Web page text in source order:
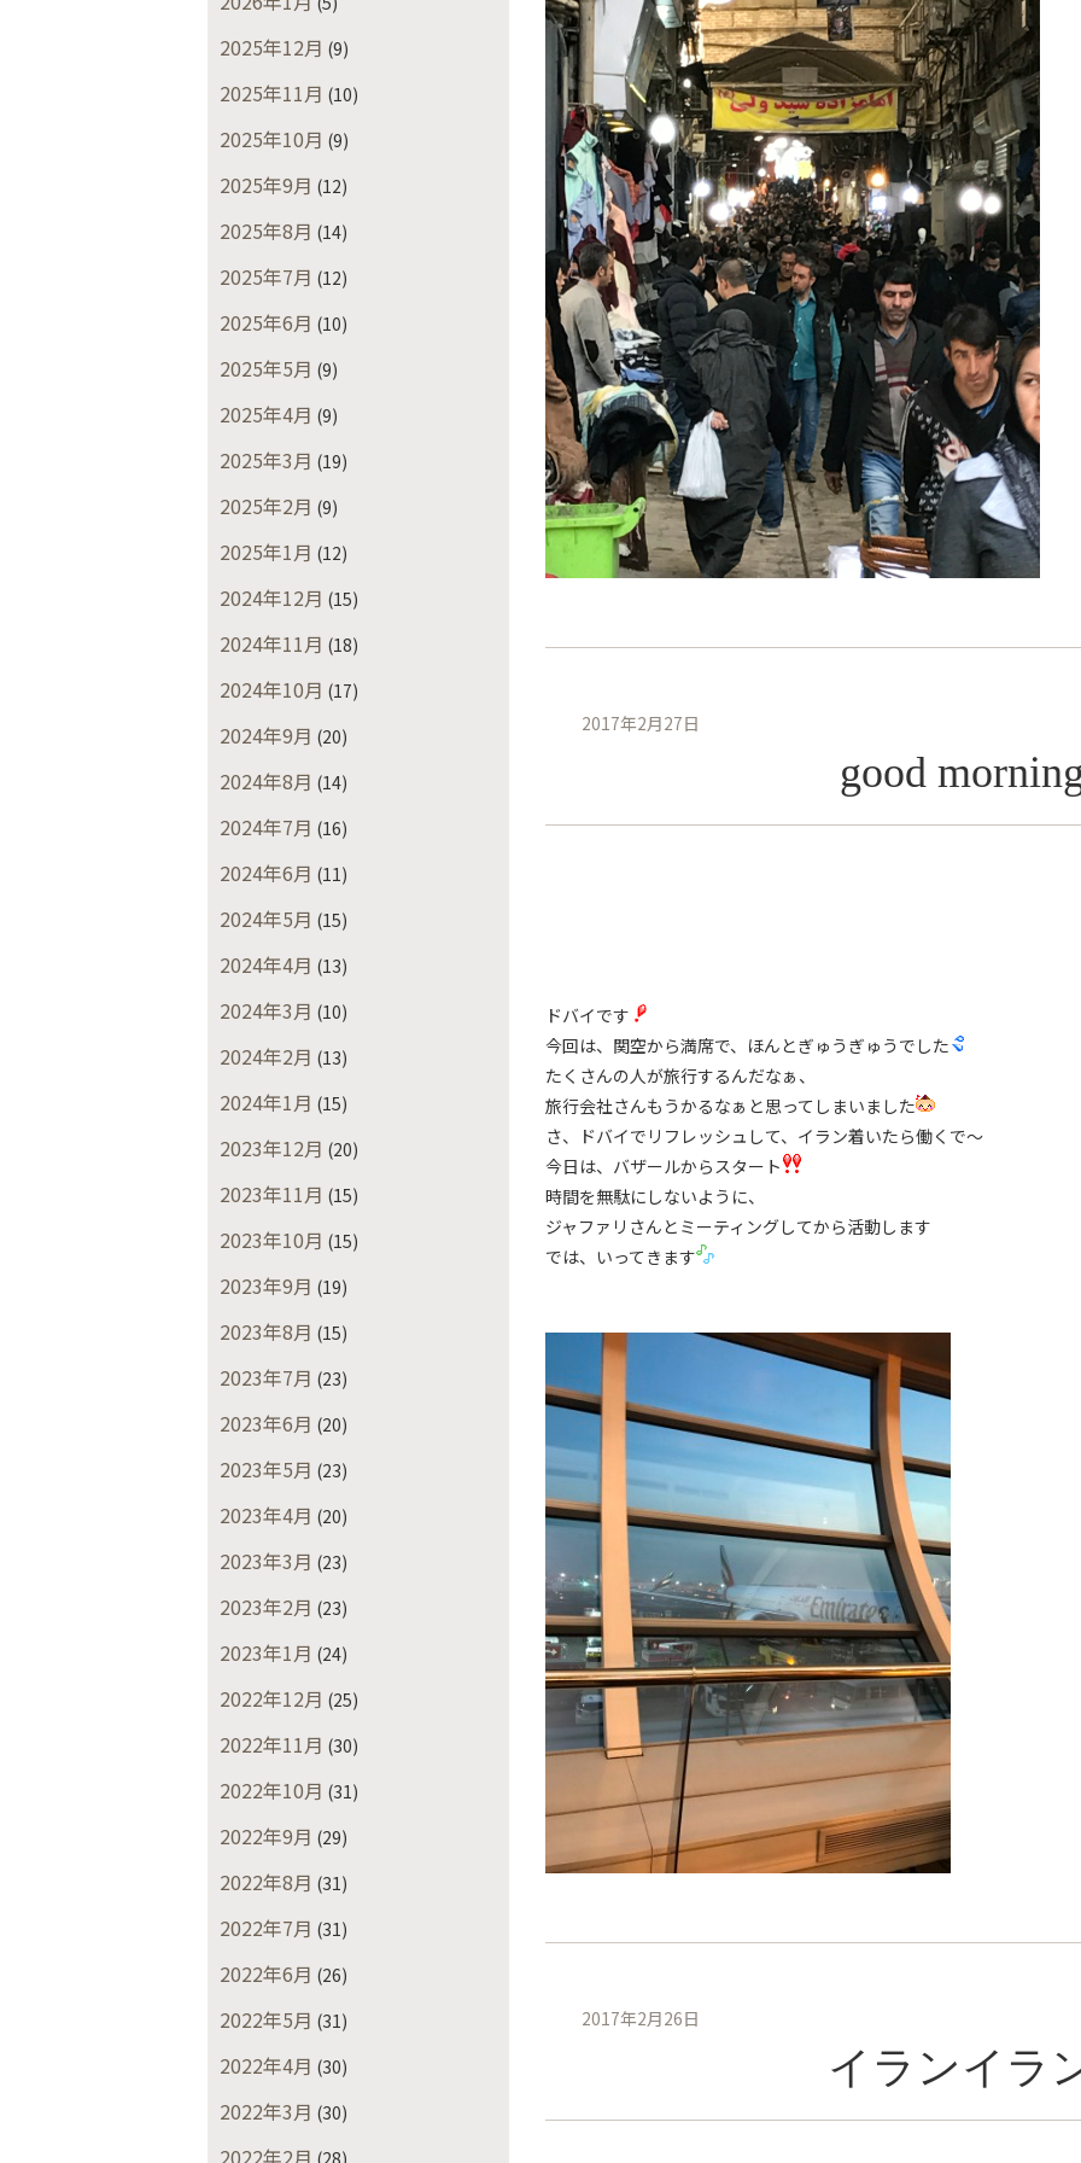
2025年12月 (9)
2025年11月 (10)
2025年10月 (9)
2025年9月 (12)
2025年8月 (14)
2025年7月 (12)
2025年6月 (10)
2025年5月 (9)
2025年4月 (9)
2025年3月 (19)
2025年2月 (9)
2025年1月 (12)
2024年12月 (15)
2024年11月 (18)
2024年10月 (17)
2024年9月 (20)
2024年8月 (14)
2024年7月 (16)
2024年6月 (11)
2024年5月 (15)
2024年4月 (13)
2024年3月 (10)
2024年2月 (13)
2024年1月 (15)
2023年12月 (20)
2023年11月 (15)
2023年10月 (15)
2023年9月 (19)
2023年8月 (15)
2023年7月 (23)
2023年6月 (20)
2023年5月 (23)
2023年4月 (20)
2023年3月 (23)
2023年2月 (23)
2023年1月 (24)
2022年12月 (25)
2022年11月 (30)
2022年10月 (31)
2022年9月 (29)
2022年8月 (31)
2022年7月 (31)
2022年6月 (26)
2022年5月 (31)
2022年4月 (30)
2022年3月 (30)
2022年2月 (28)
2017年2月27日
good
ドバイです
今回は、関空から満席で、ほんとぎゅうぎゅうでした
たくさんの人が旅行するんだなぁ、
旅行会社さんもうかるなぁと思ってしまいました
さ、ドバイでリフレッシュして、イラン着いたら働くで〜
今日は、バザールからスタート
時間を無駄にしないように、
ジャファリさんとミーティングしてから活動します
では、いってきます
2017年2月26日
イランイラ